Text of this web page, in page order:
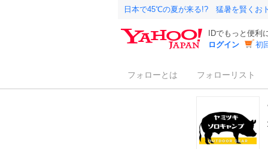
日本で45℃の夏が来る!? 猛暑を賢くお
IDでもっと便利
ログイン
初
フォローとは フォローリスト